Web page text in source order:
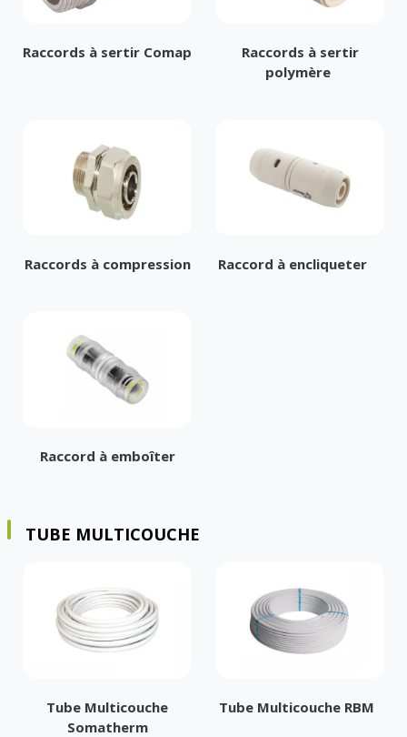
Raccords à sertir Comap
Raccords à sertir
polymère
Raccords à compression Raccord à encliqueter
Raccord à emboîter
TUBE MULTICOUCHE
Tube Multicouche
Somatherm
Tube Multicouche RBM